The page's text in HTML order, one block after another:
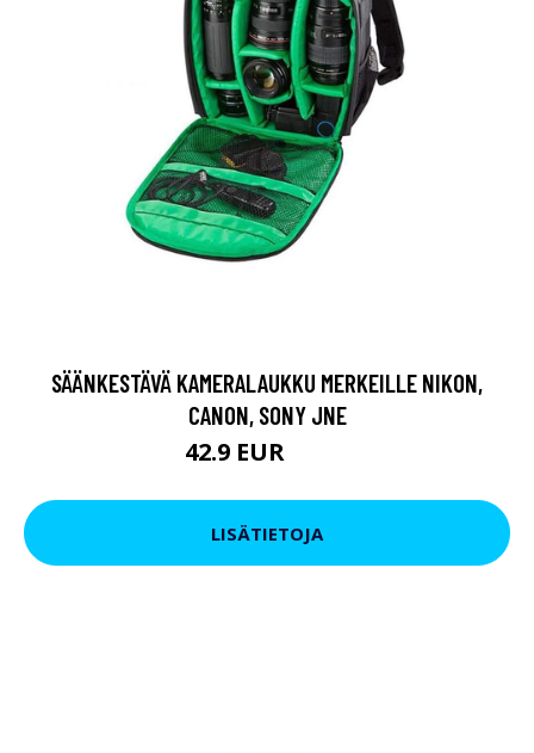
SÄÄNKESTÄVÄ KAMERALAUKKU MERKEILLE NIKON,
CANON, SONY JNE
42.9 EUR
LISÄTIETOJA